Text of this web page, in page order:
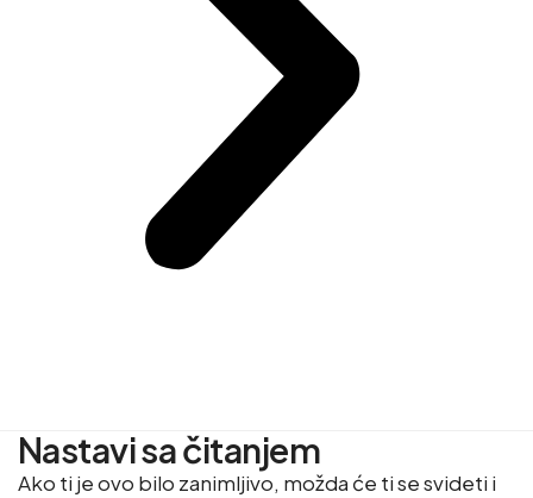
Nastavi sa čitanjem
Ako ti je ovo bilo zanimljivo, možda će ti se svideti i